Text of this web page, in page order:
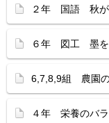
２年 国語 秋が
６年 図工 墨を
6,7,8,9組 農園の
４年 栄養のバ